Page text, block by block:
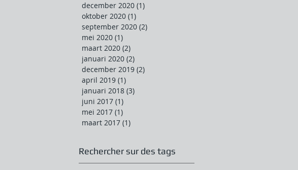
december 2020 (1)
oktober 2020 (1)
september 2020 (2)
mei 2020 (1)
maart 2020 (2)
januari 2020 (2)
december 2019 (2)
april 2019 (1)
januari 2018 (3)
juni 2017 (1)
mei 2017 (1)
maart 2017 (1)
Rechercher sur des tags